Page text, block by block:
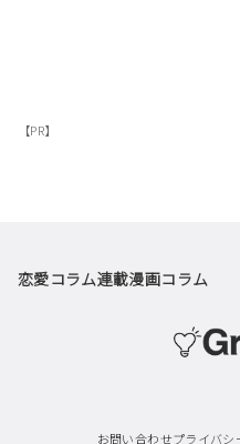
【PR】
恋愛コラム連載漫画コラム
お問い合わせプライバシ